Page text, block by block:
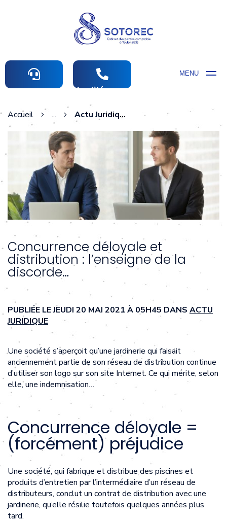
MENU
Actualités comptables
Accueil ... Actu Juridique
Concurrence déloyale et
distribution : l’enseigne de la
discorde…
PUBLIÉE LE JEUDI 20 MAI 2021 À 05H45 DANS ACTU
JURIDIQUE
Une société s’aperçoit qu’une jardinerie qui faisait
anciennement partie de son réseau de distribution continue
d’utiliser son logo sur son site Internet. Ce qui mérite, selon
elle, une indemnisation…
Concurrence déloyale =
(forcément) préjudice
Une société, qui fabrique et distribue des piscines et
produits d’entretien par l’intermédiaire d’un réseau de
distributeurs, conclut un contrat de distribution avec une
jardinerie, qu’elle résilie toutefois quelques années plus
tard.